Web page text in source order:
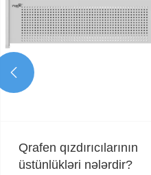
Qrafen qızdırıcılarının
üstünlükləri nələrdir?
